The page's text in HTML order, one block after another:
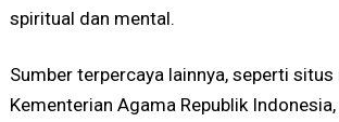
spiritual dan mental.
Sumber terpercaya lainnya, seperti situs
Kementerian Agama Republik